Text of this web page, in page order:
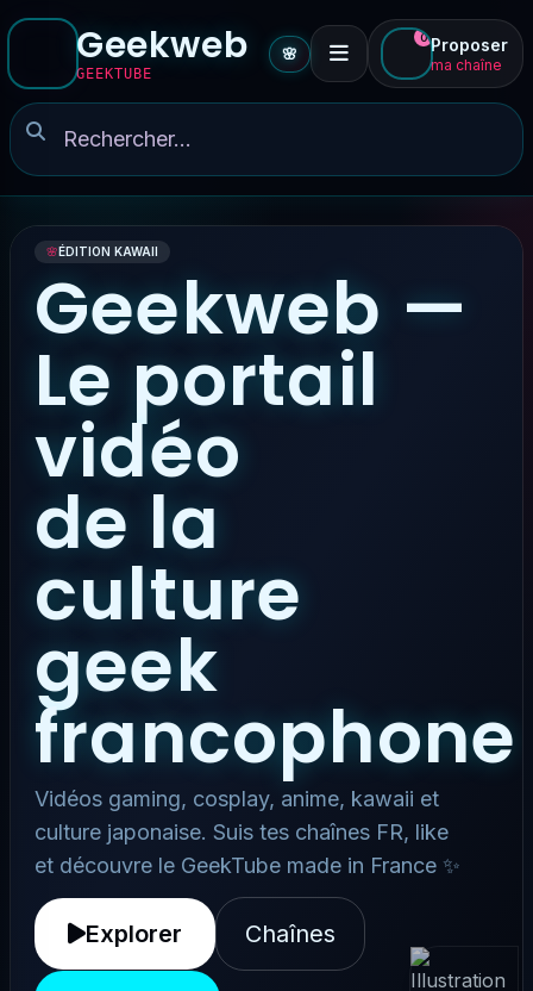
Geekweb
GEEKTUBE
🌸
0 Proposer
ma chaîne
🌸ÉDITION KAWAII
Geekweb —
Le portail
vidéo
de la
culture
geek
francophone
Vidéos gaming, cosplay, anime, kawaii et
culture japonaise. Suis tes chaînes FR, like
et découvre le GeekTube made in France ✨
Explorer Chaînes